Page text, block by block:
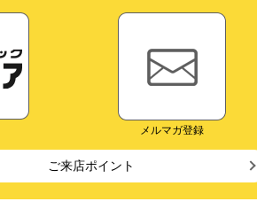
メルマガ登録
ご来店ポイント